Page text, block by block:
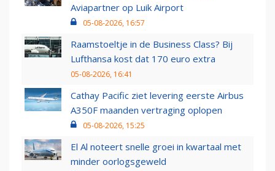
Aviapartner op Luik Airport
05-08-2026, 16:57
Raamstoeltje in de Business Class? Bij
Lufthansa kost dat 170 euro extra
05-08-2026, 16:41
Cathay Pacific ziet levering eerste Airbus
A350F maanden vertraging oplopen
05-08-2026, 15:25
El Al noteert snelle groei in kwartaal met
minder oorlogsgeweld